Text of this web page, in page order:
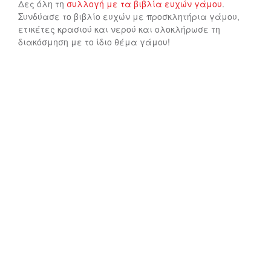
Δες όλη τη συλλογή με τα βιβλία ευχών γάμου.
Συνδύασε το βιβλίο ευχών με προσκλητήρια γάμου,
ετικέτες κρασιού και νερού και ολοκλήρωσε τη
διακόσμηση με το ίδιο θέμα γάμου!